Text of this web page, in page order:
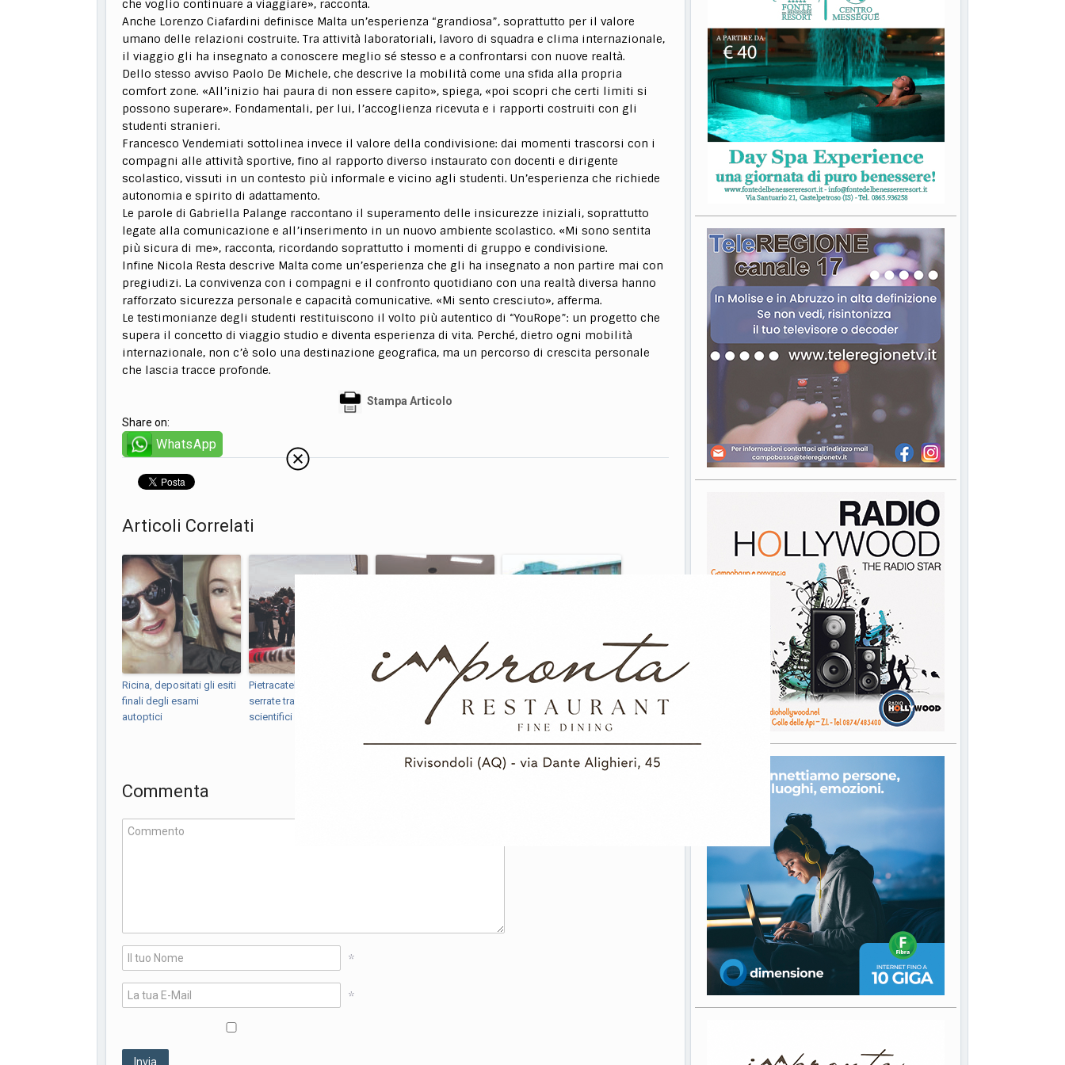
che voglio continuare a viaggiare», racconta.
Anche Lorenzo Ciafardini definisce Malta un’esperienza “grandiosa”, soprattutto per il valore
umano delle relazioni costruite. Tra attività laboratoriali, lavoro di squadra e clima internazionale,
il viaggio gli ha insegnato a conoscere meglio sé stesso e a confrontarsi con nuove realtà.
Dello stesso avviso Paolo De Michele, che descrive la mobilità come una sfida alla propria
comfort zone. «All’inizio hai paura di non essere capito», spiega, «poi scopri che certi limiti si
possono superare». Fondamentali, per lui, l’accoglienza ricevuta e i rapporti costruiti con gli
studenti stranieri.
Francesco Vendemiati sottolinea invece il valore della condivisione: dai momenti trascorsi con i
compagni alle attività sportive, fino al rapporto diverso instaurato con docenti e dirigente
scolastico, vissuti in un contesto più informale e vicino agli studenti. Un’esperienza che richiede
autonomia e spirito di adattamento.
Le parole di Gabriella Palange raccontano il superamento delle insicurezze iniziali, soprattutto
legate alla comunicazione e all’inserimento in un nuovo ambiente scolastico. «Mi sono sentita
più sicura di me», racconta, ricordando soprattutto i momenti di gruppo e condivisione.
Infine Nicola Resta descrive Malta come un’esperienza che gli ha insegnato a non partire mai con
pregiudizi. La convivenza con i compagni e il confronto quotidiano con una realtà diversa hanno
rafforzato sicurezza personale e capacità comunicative. «Mi sento cresciuto», afferma.
Le testimonianze degli studenti restituiscono il volto più autentico di “YouRope”: un progetto che
supera il concetto di viaggio studio e diventa esperienza di vita. Perché, dietro ogni mobilità
internazionale, non c’è solo una destinazione geografica, ma un percorso di crescita personale
che lascia tracce profonde.
Stampa Articolo
Share on:
WhatsApp
Articoli Correlati
Ricina, depositati gli esiti
finali degli esami
autoptici
Pietracatella, indagini
serrate tra esami
scientifici e audizioni
Finto parente nei guai, la
Squadra Mobile di
Campobasso sventa la...
Ricina, la verità passa dal
Maugeri di Pavia
Commenta
*
*